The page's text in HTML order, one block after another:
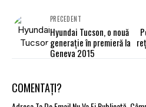
PRECEDENT
Hyundai Tucson, o nouă
generație în premieră la
Geneva 2015
COMENTAȚI?